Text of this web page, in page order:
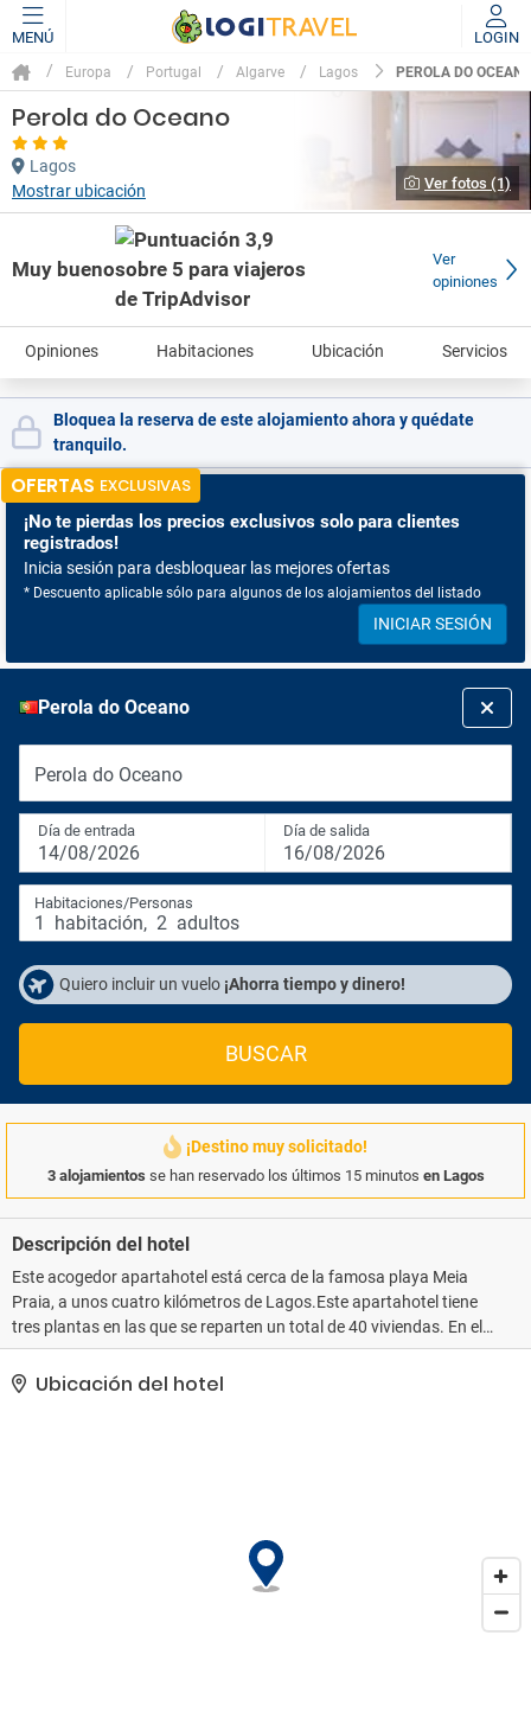
MENÚ LOGIN
Europa Portugal Algarve Lagos PEROLA DO OCEANO
Perola do Oceano
Lagos
Mostrar ubicación
Ver fotos (1)
Muy bueno
Ver
opiniones
Opiniones Habitaciones Ubicación Servicios
Bloquea la reserva de este alojamiento ahora y quédate
tranquilo.
OFERTAS EXCLUSIVAS
¡No te pierdas los precios exclusivos solo para clientes
registrados!
Inicia sesión para desbloquear las mejores ofertas
* Descuento aplicable sólo para algunos de los alojamientos del listado
INICIAR SESIÓN
Perola do Oceano
Perola do Oceano
Día de entrada
14/08/2026
Día de salida
16/08/2026
Habitaciones/Personas
1 habitación, 2 adultos
Quiero incluir un vuelo ¡Ahorra tiempo y dinero!
BUSCAR
¡Destino muy solicitado!
3 alojamientos se han reservado los últimos 15 minutos en Lagos
Descripción del hotel
Este acogedor apartahotel está cerca de la famosa playa Meia
Praia, a unos cuatro kilómetros de Lagos.Este apartahotel tiene
tres plantas en las que se reparten un total de 40 viviendas. En el
encantador hall de entrada hay un área de recepción (abierta de 9
de la mañana a las 10 de la noche) donde el atento y cordial
de alquiler. La calefacción está regulada de manera central. En
todos los apartamentos hay un balcón o una terraza.En el
Ubicación del hotel